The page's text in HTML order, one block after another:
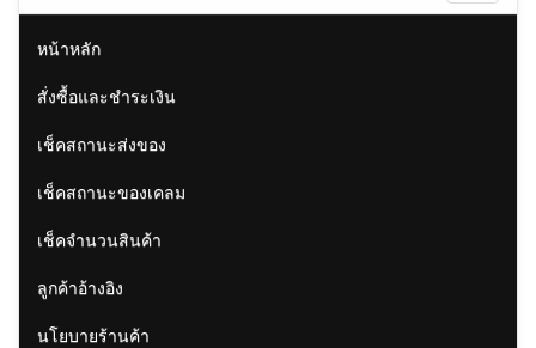
หน้าหลัก
สั่งซื้อและชำระเงิน
เช็คสถานะส่งของ
เช็คสถานะของเคลม
เช็คจำนวนสินค้า
ลูกค้าอ้างอิง
นโยบายร้านค้า